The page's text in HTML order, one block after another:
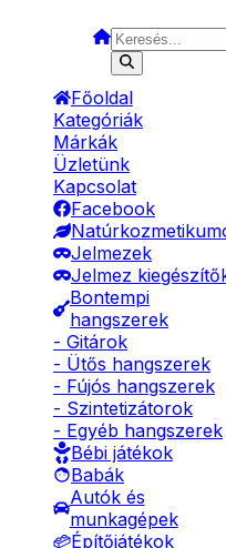
Főoldal
Kategóriák
Márkák
Üzletünk
Kapcsolat
Facebook
Jelmezek
Jelmez
Bontempi
hangszerek
- Gitárok
- Ütős hangszerek
- Fújós hangszerek
- Szintetizátorok
- Egyéb hangszerek
Bébi játékok
Babák
Autók és
munkagépek
Építőjátékok